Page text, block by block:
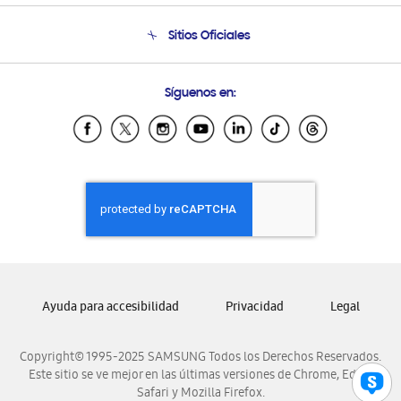
Soporte vía eMail
Sitios Oficiales
Samsung Ecuador
Samsung El Salvador
Samsung Honduras
Samsung Nicaragua
Samsung Panamá
Samsung Venezuela
Síguenos en:
Copyright© 1995-2025 SAMSUNG Todos los Derechos Reservados.
Este sitio se ve mejor en las últimas versiones de Chrome, Edge,
Safari y Mozilla Firefox.
Ayuda para accesibilidad Privacidad Legal